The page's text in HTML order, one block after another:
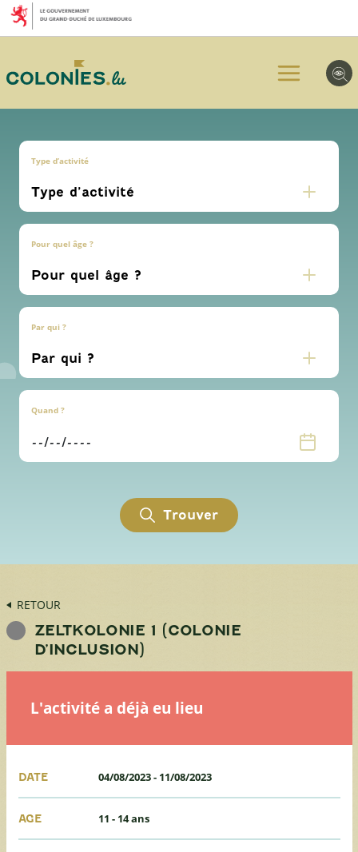
Aller
au
menu
Aller
au
contenu
Aller
au
pied
page
Type d’activité
Pour quel âge ?
Par qui ?
Quand ?
Trouver
RETOUR
ZELTKOLONIE 1 (COLONIE
D’INCLUSION)
L'activité a déjà eu lieu
DATE 04/08/2023- 11/08/2023
AGE 11 - 14 ans